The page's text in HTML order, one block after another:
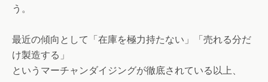
う。
最近の傾向として「在庫を極力持たない」「売れる分だ
け製造する」
というマーチャンダイジングが徹底されている以上、